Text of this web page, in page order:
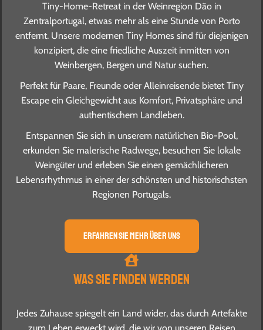
Tiny-Home-Retreat in der Weinregion Dão in
Zentralportugal, etwas mehr als eine Stunde von Porto
entfernt. Unsere modernen Tiny Homes sind für diejenigen
konzipiert, die eine friedliche Auszeit inmitten von
Weinbergen, Bergen und Natur suchen.
Perfekt für Paare, Freunde oder Alleinreisende bietet Tiny
Escape ein Gleichgewicht aus Komfort, Privatsphäre und
authentischem Landleben.
Entspannen Sie sich in unserem natürlichen Bio-Pool,
erkunden Sie malerische Radwege, besuchen Sie lokale
Weingüter und erleben Sie einen gemächlicheren
Lebensrhythmus in einer der schönsten und historischsten
Regionen Portugals.
Erfahren Sie mehr über uns
Was Sie finden werden
Jedes Zuhause spiegelt ein Land wider, das durch Artefakte